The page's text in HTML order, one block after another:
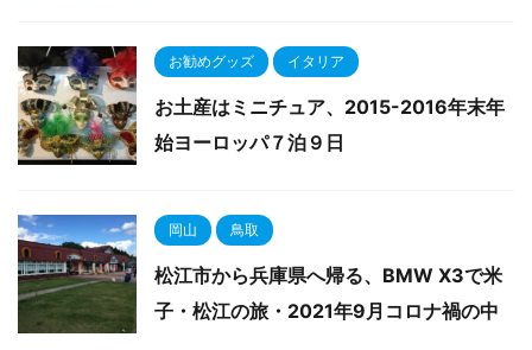
お勧めグッズ イタリア
お土産はミニチュア、2015-2016年末年
始ヨーロッパ７泊９日
岡山 鳥取
松江市から兵庫県へ帰る、BMW X3で米
子・松江の旅・2021年9月コロナ禍の中